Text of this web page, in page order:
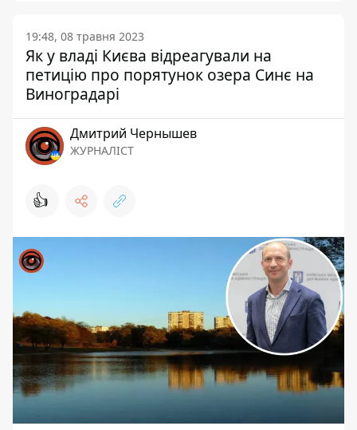
19:48, 08 травня 2023
Як у владі Києва відреагували на
петицію про порятунок озера Синє на
Виноградарі
Дмитрий Чернышев
ЖУРНАЛІСТ
👍